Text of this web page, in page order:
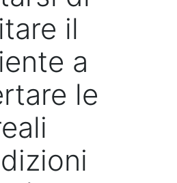
il
a
le